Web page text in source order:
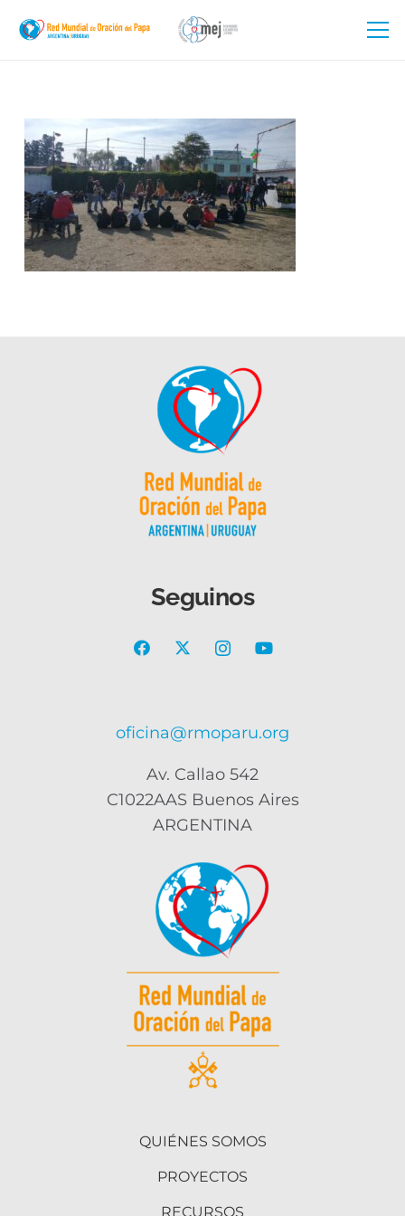
Seguinos
oficina@rmoparu.org
Av. Callao 542
C1022AAS Buenos Aires
ARGENTINA
QUIÉNES SOMOS
PROYECTOS
RECURSOS